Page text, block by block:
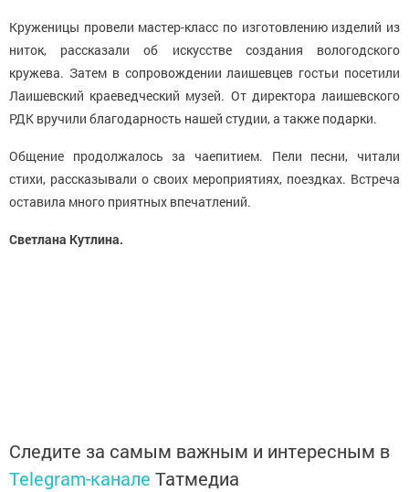
Круженицы провели мастер-класс по изготовлению изделий из
ниток, рассказали об искусстве создания вологодского
кружева. Затем в сопровождении лаишевцев гостьи посетили
Лаишевский краеведческий музей. От директора лаишевского
РДК вручили благодарность нашей студии, а также подарки.
Общение продолжалось за чаепитием. Пели песни, читали
стихи, рассказывали о своих мероприятиях, поездках. Встреча
оставила много приятных впечатлений.
Светлана Кутлина.
Следите за самым важным и интересным в
Telegram-канале Татмедиа